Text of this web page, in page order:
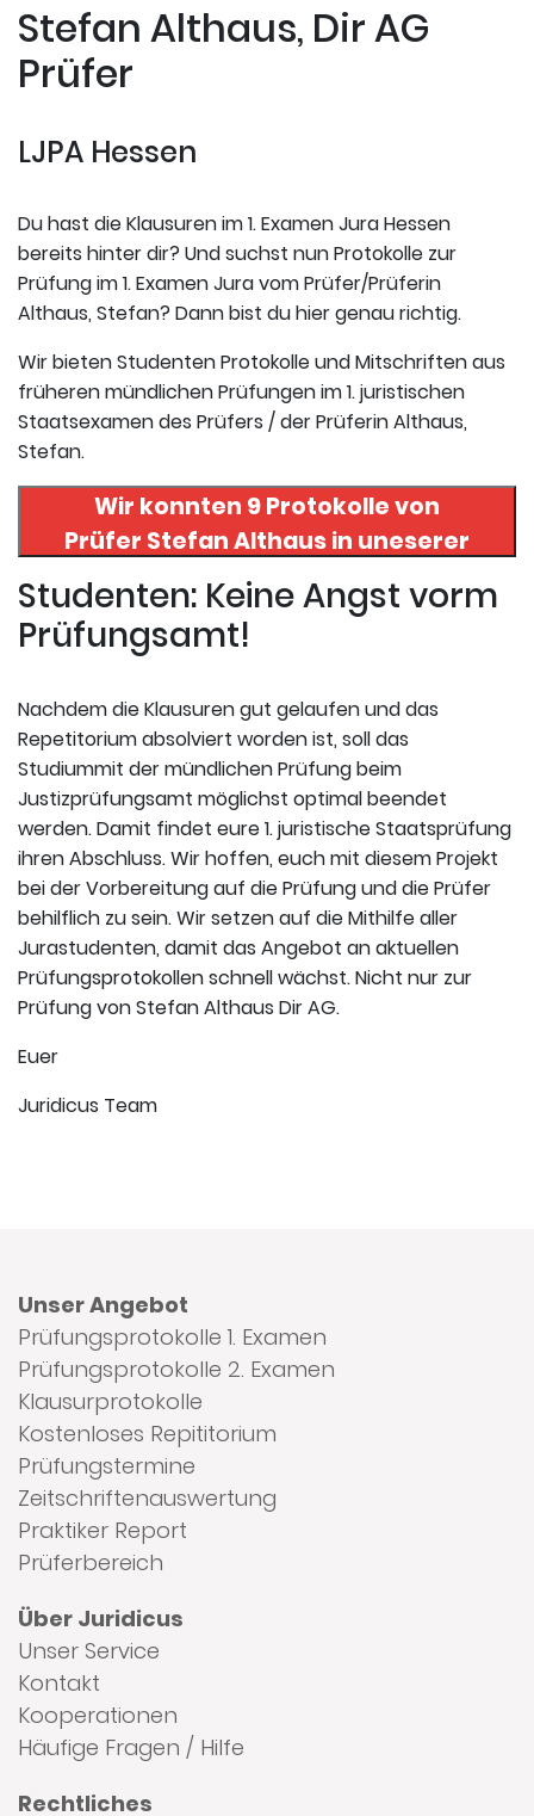
Stefan Althaus, Dir AG
Prüfer
LJPA Hessen
Du hast die Klausuren im 1. Examen Jura Hessen
bereits hinter dir? Und suchst nun Protokolle zur
Prüfung im 1. Examen Jura vom Prüfer/Prüferin
Althaus, Stefan? Dann bist du hier genau richtig.
Wir bieten Studenten Protokolle und Mitschriften aus
früheren mündlichen Prüfungen im 1. juristischen
Staatsexamen des Prüfers / der Prüferin Althaus,
Stefan.
Wir konnten 9 Protokolle von
Prüfer Stefan Althausin uneserer
Datenbank finden. Hier
registrieren und die Protokolle
abrufen.
Studenten: Keine Angst vorm
Prüfungsamt!
Nachdem die Klausuren gut gelaufen und das
Repetitorium absolviert worden ist, soll das
Studiummit der mündlichen Prüfung beim
Justizprüfungsamt möglichst optimal beendet
werden. Damit findet eure 1. juristische Staatsprüfung
ihren Abschluss. Wir hoffen, euch mit diesem Projekt
bei der Vorbereitung auf die Prüfung und die Prüfer
behilflich zu sein. Wir setzen auf die Mithilfe aller
Jurastudenten, damit das Angebot an aktuellen
Prüfungsprotokollen schnell wächst. Nicht nur zur
Prüfung von Stefan Althaus Dir AG.
Euer
Juridicus Team
Unser Angebot
Prüfungsprotokolle 1. Examen
Prüfungsprotokolle 2. Examen
Klausurprotokolle
Kostenloses Repititorium
Prüfungstermine
Zeitschriftenauswertung
Praktiker Report
Prüferbereich
Über Juridicus
Unser Service
Kontakt
Kooperationen
Häufige Fragen / Hilfe
Rechtliches